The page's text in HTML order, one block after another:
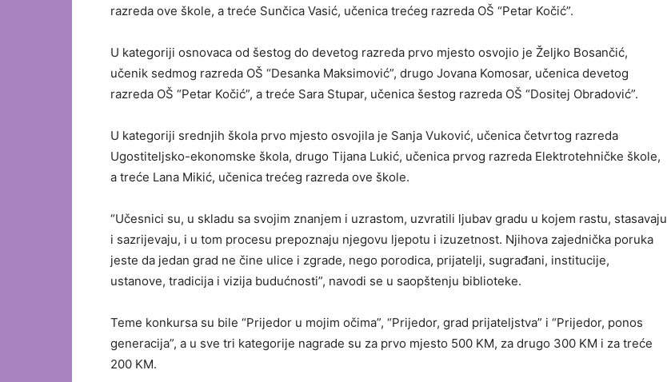
razreda ove škole, a treće Sunčica Vasić, učenica trećeg razreda OŠ “Petar Kočić”.
U kategoriji osnovaca od šestog do devetog razreda prvo mjesto osvojio je Željko Bosančić,
učenik sedmog razreda OŠ “Desanka Maksimović”, drugo Jovana Komosar, učenica devetog
razreda OŠ “Petar Kočić”, a treće Sara Stupar, učenica šestog razreda OŠ “Dositej Obradović”.
U kategoriji srednjih škola prvo mjesto osvojila je Sanja Vuković, učenica četvrtog razreda
Ugostiteljsko-ekonomske škola, drugo Tijana Lukić, učenica prvog razreda Elektrotehničke škole,
a treće Lana Mikić, učenica trećeg razreda ove škole.
“Učesnici su, u skladu sa svojim znanjem i uzrastom, uzvratili ljubav gradu u kojem rastu, stasavaju
i sazrijevaju, i u tom procesu prepoznaju njegovu ljepotu i izuzetnost. Njihova zajednička poruka
jeste da jedan grad ne čine ulice i zgrade, nego porodica, prijatelji, sugrađani, institucije,
ustanove, tradicija i vizija budućnosti”, navodi se u saopštenju biblioteke.
Teme konkursa su bile “Prijedor u mojim očima”, “Prijedor, grad prijateljstva” i “Prijedor, ponos
generacija”, a u sve tri kategorije nagrade su za prvo mjesto 500 KM, za drugo 300 KM i za treće
200 KM.